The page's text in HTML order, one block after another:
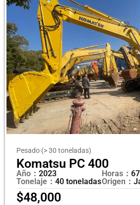
Pesado (> 30 toneladas)
Komatsu PC 400
Año： 2023
Tonelaje： 40 toneladas
Horas：
Origen：
$48,000